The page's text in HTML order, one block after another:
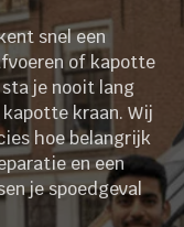
snel een
of kapotte
je nooit lang
kraan. Wij
hoe belangrijk
en een
je spoedgeval